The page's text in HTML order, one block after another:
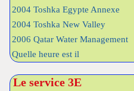
2004 Toshka Egypte Annexe
2004 Toshka New Valley
2006 Qatar Water Management
Quelle heure est il
Le service 3E